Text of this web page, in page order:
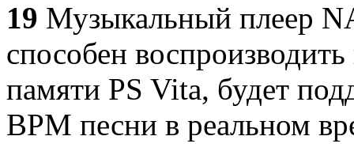
19 Музыкальный плеер
способен
памяти PS Vita, будет
BPM песни в реальном